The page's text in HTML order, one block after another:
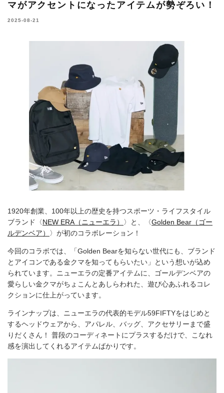
マがアクセントになったアイテムが勢ぞろい！
2025-08-21
1920年創業、100年以上の歴史を持つスポーツ・ライフスタイル
ブランド〈NEW ERA（ニューエラ） 〉と、〈Golden Bear（ゴー
ルデンベア）
〉が初のコラボレーション！
今回のコラボでは、「Golden Bearを知らない世代にも、ブランド
とアイコンである金クマを知ってもらいたい」という想いが込め
られています。ニューエラの定番アイテムに、ゴールデンベアの
愛らしい金クマがちょこんとあしらわれた、遊び心あふれるコレ
クションに仕上がっています。
ラインナップは、ニューエラの代表的モデル59FIFTYをはじめと
するヘッドウェアから、アパレル、バッグ、アクセサリーまで盛
りだくさん！ 普段のコーディネートにプラスするだけで、こなれ
感を演出してくれるアイテムばかりです。